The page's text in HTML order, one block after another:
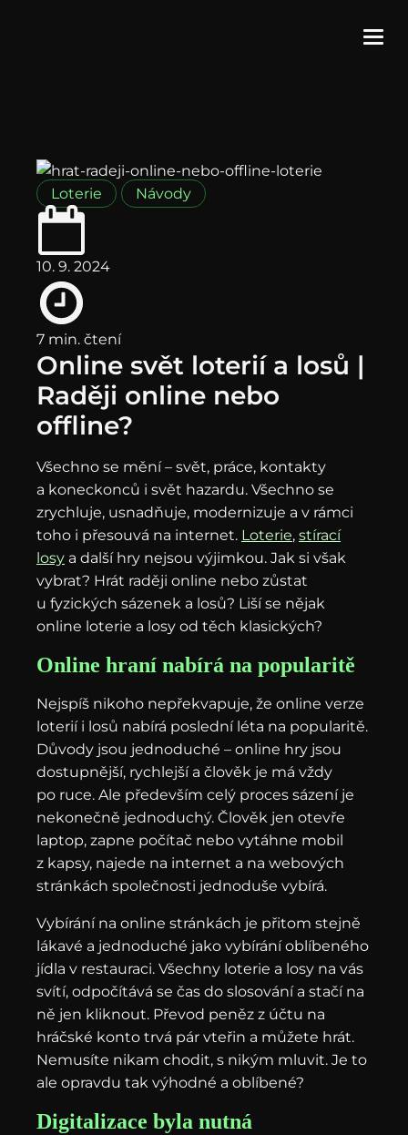
Loterie Návody
10. 9. 2024
7 min. čtení
Online svět loterií a losů |
Raději online nebo
offline?
Všechno se mění – svět, práce, kontakty
a koneckonců i svět hazardu. Všechno se
zrychluje, usnadňuje, modernizuje a v rámci
toho i přesouvá na internet. Loterie, stírací
losy a další hry nejsou výjimkou. Jak si však
vybrat? Hrát raději online nebo zůstat
u fyzických sázenek a losů? Liší se nějak
online loterie a losy od těch klasických?
Online hraní nabírá na popularitě
Nejspíš nikoho nepřekvapuje, že online verze
loterií i losů nabírá poslední léta na popularitě.
Důvody jsou jednoduché – online hry jsou
dostupnější, rychlejší a člověk je má vždy
po ruce. Ale především celý proces sázení je
nekonečně jednoduchý. Člověk jen otevře
laptop, zapne počítač nebo vytáhne mobil
z kapsy, najede na internet a na webových
stránkách společnosti jednoduše vybírá.
Vybírání na online stránkách je přitom stejně
lákavé a jednoduché jako vybírání oblíbeného
jídla v restauraci. Všechny loterie a losy na vás
svítí, odpočítává se čas do slosování a stačí na
ně jen kliknout. Převod peněz z účtu na
hráčské konto trvá pár vteřin a můžete hrát.
Nemusíte nikam chodit, s nikým mluvit. Je to
ale opravdu tak výhodné a oblíbené?
Digitalizace byla nutná